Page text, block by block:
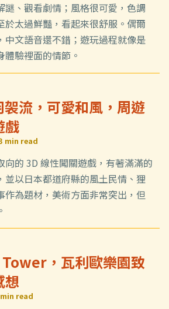
謎、觀看劇情；風格很可愛，色調
於太過鮮豔，看起來很舒服。偶爾
中文語音還不錯；遊玩過程就像是
驗裡面的情節。
流，可愛和風，周遊
戲
min read
向的 3D 線性闖關遊戲，有著滿滿的
並以日本都道府縣的風土民情、狸
作為題材，美術方面非常突出，但
，瓦利歐樂園致
想
read